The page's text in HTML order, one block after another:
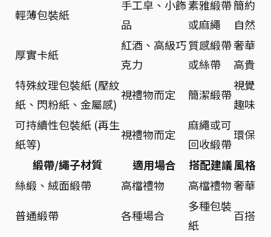
輕薄包裝紙
手工皁、小飾
品
素雅緞帶
或麻繩
簡約
自然
厚實卡紙
紅酒、高級巧
克力
質感緞帶
或絲帶
奢華
高貴
特殊紋理包裝紙 (壓紋
紙、閃粉紙、金屬感)
視禮物而定 簡潔緞帶
視覺
趣味
可持續性包裝紙 (再生
紙等)
視禮物而定
麻繩或可
回收緞帶
環保
緞帶/繩子材質
適用場合 搭配建議風格
絲緞、絨面緞帶
高檔禮物 高檔禮物奢華
普通緞帶
各種場合
多種包裝
紙
百搭